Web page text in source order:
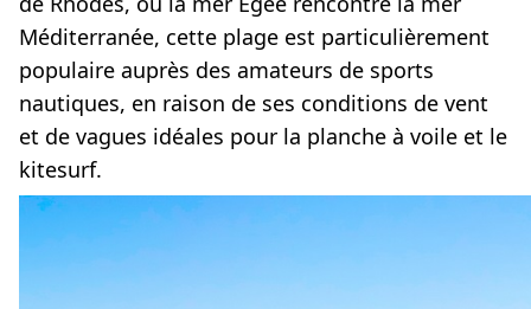
Méditerranée, cette plage est particulièrement
populaire auprès des amateurs de sports
nautiques, en raison de ses conditions de vent
et de vagues idéales pour la planche à voile et le
kitesurf.